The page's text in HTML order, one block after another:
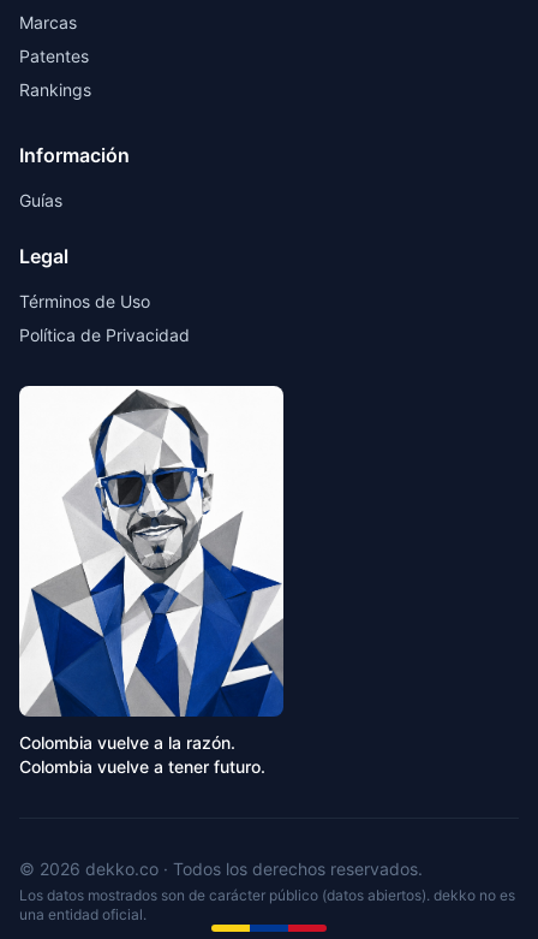
Marcas
Patentes
Rankings
Información
Guías
Legal
Términos de Uso
Política de Privacidad
Colombia vuelve a la razón.
Colombia vuelve a tener futuro.
© 2026 dekko.co · Todos los derechos reservados.
Los datos mostrados son de carácter público (datos abiertos). dekko no es
una entidad oficial.